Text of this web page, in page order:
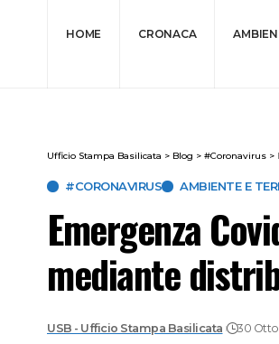
HOME CRONACA
Ufficio Stampa Basilicata > Blog > #Coronavirus >
#CORONAVIRUS AMBIENTE E
Emergenza
mediante
USB - Ufficio Stampa Basilicata 30